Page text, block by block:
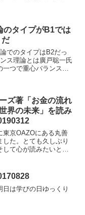
のタイプがB1では
だ
でのタイプはB2だっ
ス理論とは廣戸聡一氏
一つで重心バランスに
...ズ著「お金の流れ
界の未来」を読み
東京OAZOにある丸善
した。とても久しぶり
して心が読みたいと思
流れで読む日本と世
めま...
日は学びの日ゆっくり